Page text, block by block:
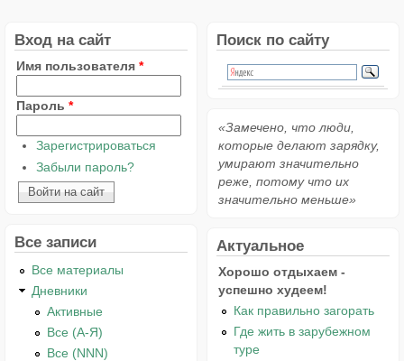
Вход на сайт
Имя пользователя *
Пароль *
Зарегистрироваться
Забыли пароль?
Все записи
Все материалы
Дневники
Активные
Все (А-Я)
Все (NNN)
Поиск по сайту
«Замечено, что люди,
которые делают зарядку,
умирают значительно
реже, потому что их
значительно меньше»
Актуальное
Хорошо отдыхаем -
успешно худеем!
Как правильно загорать
Где жить в зарубежном
туре